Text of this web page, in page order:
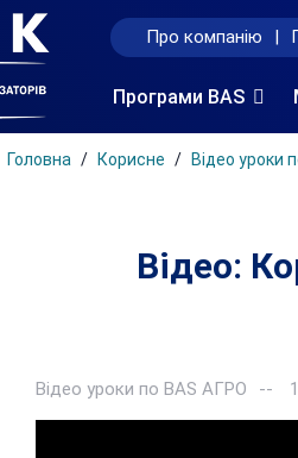
Про компанію |
Програми BAS
Головна Корисне Відео уроки
Відео:
Відео уроки по BAS АГРО